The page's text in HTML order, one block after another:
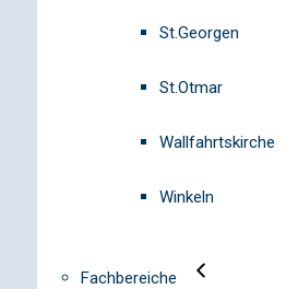
St.Georgen
St.Otmar
Wallfahrtskirche
Winkeln
Fachbereiche